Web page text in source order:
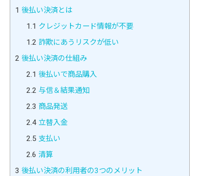
1 後払い決済とは
1.1 クレジットカード情報が不要
1.2 詐欺にあうリスクが低い
2 後払い決済の仕組み
2.1 後払いで商品購入
2.2 与信＆結果通知
2.3 商品発送
2.4立替入金
2.5 支払い
2.6 清算
3 後払い決済の利用者の3つのメリット